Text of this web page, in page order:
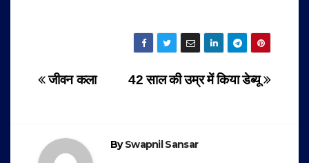
Post
42 साल की उम्र में किया डेब्यू
जीवन कला
BySwapnil Sansar